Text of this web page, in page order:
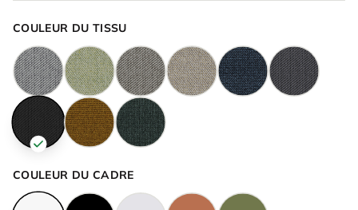
COULEUR DU TISSU
COULEUR DU CADRE